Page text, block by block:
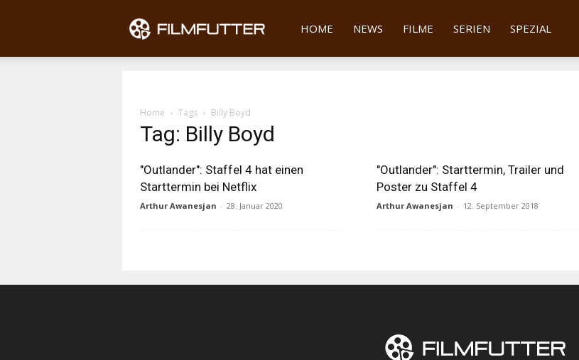
Filmfutter
HOME NEWS FILME SERIEN SPEZIAL
Home Tags Billy Boyd
Tag: Billy Boyd
"Outlander": Staffel 4 hat einen
Starttermin bei Netflix
Arthur Awanesjan - 28. Januar 2020
"Outlander": Starttermin, Trailer und
Poster zu Staffel 4
Arthur Awanesjan - 12. September 2018